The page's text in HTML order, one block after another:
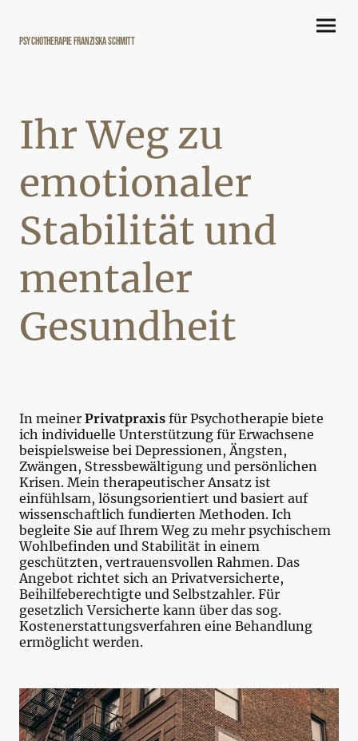
Psychotherapie Franziska Schmitt
Ihr Weg zu
emotionaler
Stabilität und
mentaler
Gesundheit
In meiner Privatpraxis für Psychotherapie biete
ich individuelle Unterstützung für Erwachsene
beispielsweise bei Depressionen, Ängsten,
Zwängen, Stressbewältigung und persönlichen
Krisen. Mein therapeutischer Ansatz ist
einfühlsam, lösungsorientiert und basiert auf
wissenschaftlich fundierten Methoden. Ich
begleite Sie auf Ihrem Weg zu mehr psychischem
Wohlbefinden und Stabilität in einem
geschützten, vertrauensvollen Rahmen. Das
Angebot richtet sich an Privatversicherte,
Beihilfeberechtigte und Selbstzahler. Für
gesetzlich Versicherte kann über das sog.
Kostenerstattungsverfahren eine Behandlung
ermöglicht werden.